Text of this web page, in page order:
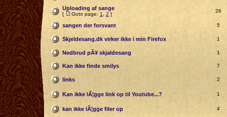
Uploading af sange
[ Goto page: 1 2 ]
26
sangen der forsvant 5
Skjeldesang.dk virker ikke i min Firefox 1
Nedbrud pÃ¥ skjaldesang 1
Kan ikke finde smilys 7
links 2
Kan ikke lÃ¦gge link op til Youtube...? 1
kan ikke lÃ¦gge filer op 4